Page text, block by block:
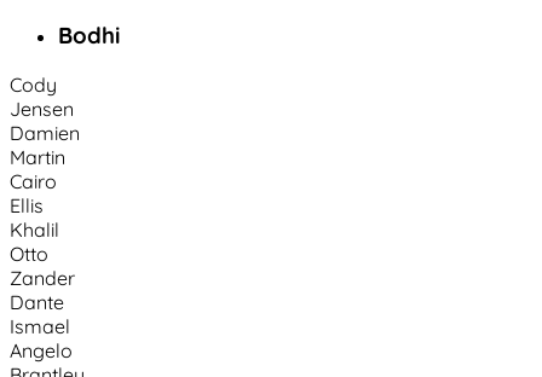
Bodhi
Cody
Jensen
Damien
Martin
Cairo
Ellis
Khalil
Otto
Zander
Dante
Ismael
Angelo